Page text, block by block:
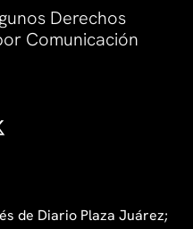
Derechos
Comunicación
de Diario Plaza Juárez;